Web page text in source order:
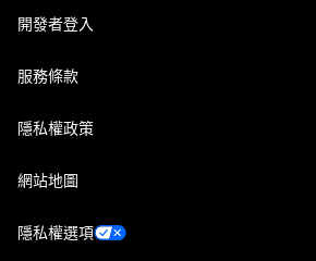
開發者登入
服務條款
隱私權政策
網站地圖
隱私權選項